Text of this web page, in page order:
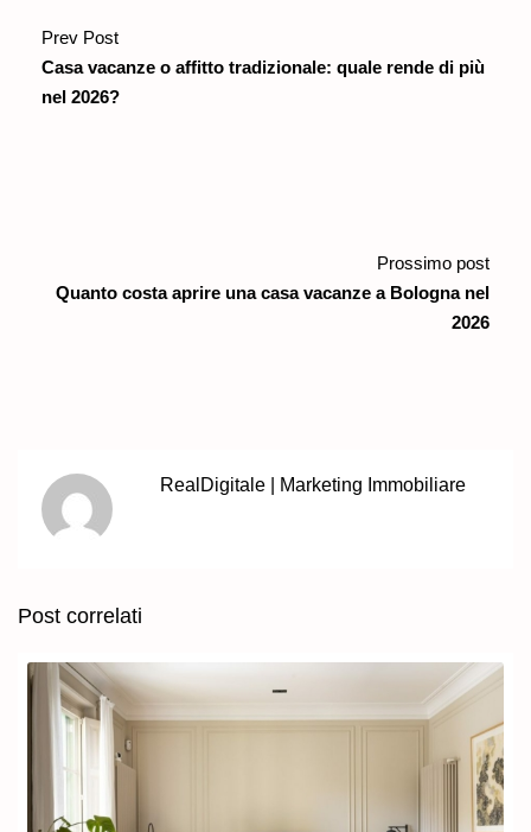
Prev Post
Casa vacanze o affitto tradizionale: quale rende di più
nel 2026?
Prossimo post
Quanto costa aprire una casa vacanze a Bologna nel
2026
RealDigitale | Marketing Immobiliare
Post correlati